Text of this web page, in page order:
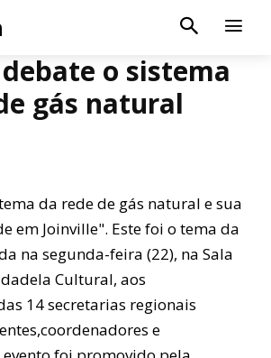
o sistema
gás natural
da rede de gás natural e sua
em Joinville". Este foi o tema da
na segunda-feira (22), na Sala
Cultural, aos
14 secretarias regionais
e